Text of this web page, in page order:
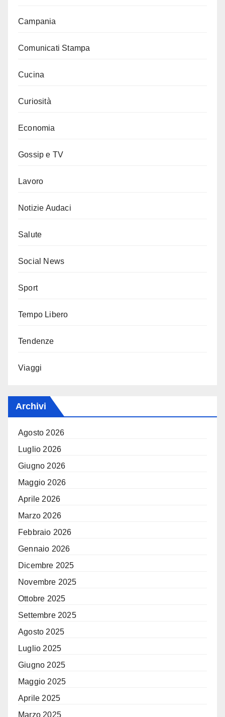
Campania
Comunicati Stampa
Cucina
Curiosità
Economia
Gossip e TV
Lavoro
Notizie Audaci
Salute
Social News
Sport
Tempo Libero
Tendenze
Viaggi
Archivi
Agosto 2026
Luglio 2026
Giugno 2026
Maggio 2026
Aprile 2026
Marzo 2026
Febbraio 2026
Gennaio 2026
Dicembre 2025
Novembre 2025
Ottobre 2025
Settembre 2025
Agosto 2025
Luglio 2025
Giugno 2025
Maggio 2025
Aprile 2025
Marzo 2025